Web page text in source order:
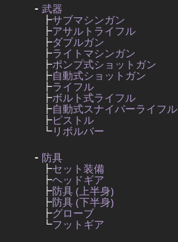
武器
┣サブマシンガン
┣アサルトライフル
┣ダブルガン
┣ライトマシンガン
┣ポンプ式ショットガン
┣自動式ショットガン
┣ライフル
┣ボルト式ライフル
┣自動式スナイパーライフル
┣ピストル
┗リボルバー
防具
┣セット装備
┣ヘッドギア
┣防具 (上半身)
┣防具 (下半身)
┣グローブ
┗フットギア